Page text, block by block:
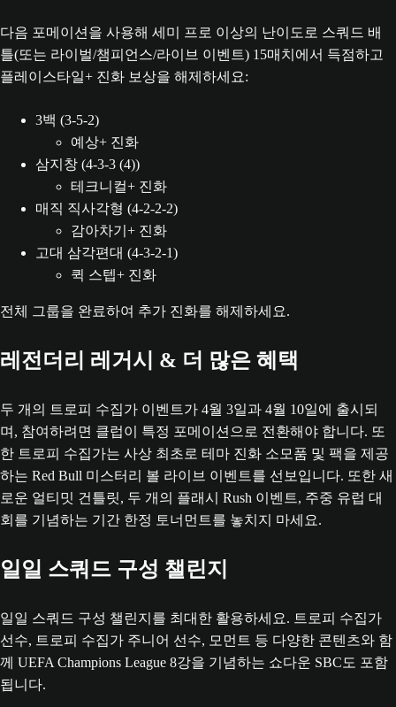
다음 포메이션을 사용해 세미 프로 이상의 난이도로 스쿼드 배
틀(또는 라이벌/챔피언스/라이브 이벤트) 15매치에서 득점하고
플레이스타일+ 진화 보상을 해제하세요:
3백 (3-5-2)
예상+ 진화
삼지창 (4-3-3 (4))
테크니컬+ 진화
매직 직사각형 (4-2-2-2)
감아차기+ 진화
고대 삼각편대 (4-3-2-1)
퀵 스텝+ 진화
전체 그룹을 완료하여 추가 진화를 해제하세요.
레전더리 레거시 & 더 많은 혜택
두 개의 트로피 수집가 이벤트가 4월 3일과 4월 10일에 출시되
며, 참여하려면 클럽이 특정 포메이션으로 전환해야 합니다. 또
한 트로피 수집가는 사상 최초로 테마 진화 소모품 및 팩을 제공
하는 Red Bull 미스터리 볼 라이브 이벤트를 선보입니다. 또한 새
로운 얼티밋 건틀릿, 두 개의 플래시 Rush 이벤트, 주중 유럽 대
회를 기념하는 기간 한정 토너먼트를 놓치지 마세요.
일일 스쿼드 구성 챌린지
일일 스쿼드 구성 챌린지를 최대한 활용하세요. 트로피 수집가
선수, 트로피 수집가 주니어 선수, 모먼트 등 다양한 콘텐츠와 함
께 UEFA Champions League 8강을 기념하는 쇼다운 SBC도 포함
됩니다.